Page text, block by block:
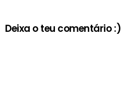
Deixa o teu comentário :)